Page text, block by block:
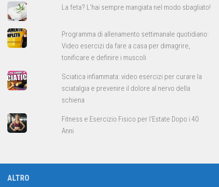
La feta? L'hai sempre mangiata nel modo sbagliato!
Programma di allenamento settimanale quotidiano:
Video esercizi da fare a casa per dimagrire,
tonificare e definire i muscoli
Sciatica infiammata: video esercizi per curare la
sciatalgia e prevenire il dolore al nervo della
schiena
Fitness e Esercizio Fisico per l'Estate Dopo i 40
Anni
ALTRO